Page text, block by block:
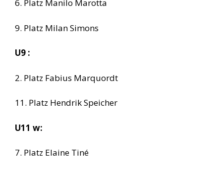
6. Platz Manilo Marotta
9. Platz Milan Simons
U9 :
2. Platz Fabius Marquordt
11. Platz Hendrik Speicher
U11 w:
7. Platz Elaine Tiné